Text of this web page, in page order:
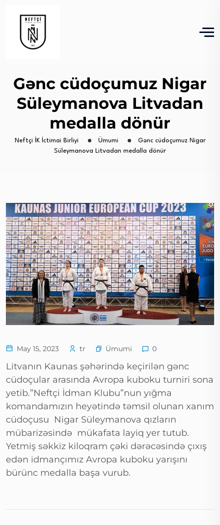
Gənc cüdoçumuz Nigar
Süleymanova Litvadan
medalla dönür
Neftçi İK İctimai Birliyi Ümumi
Gənc cüdoçumuz Nigar
Süleymanova Litvadan medalla dönür
May 15, 2023 tr Ümumi 0
Litvanın Kaunas şəhərində keçirilən gənc
cüdoçular arasında Avropa kuboku turniri sona
yetib.”Neftçi İdman Klubu”nun yığma
komandamızın heyətində təmsil olunan xanım
cüdoçusu Nigar Süleymanova qızların
mübarizəsində mükafata layiq yer tutub.
Yetmiş səkkiz kiloqram çəki dərəcəsində çıxış
edən idmançımız Avropa kuboku yarışını
bürünc medalla başa vurub.